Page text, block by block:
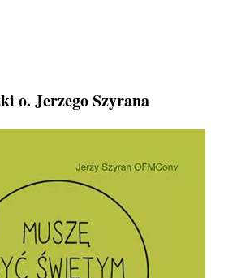
o. Jerzego Szyrana